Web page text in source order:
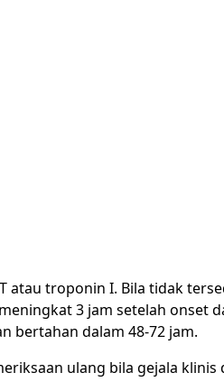
atau troponin I. Bila tidak
3 jam setelah onset
bertahan dalam 48-72 jam.
ulang bila gejala klinis